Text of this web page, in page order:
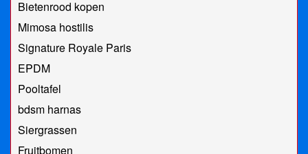
Bietenrood kopen
Mimosa hostilis
Signature Royale Paris
EPDM
Pooltafel
bdsm harnas
Siergrassen
Fruitbomen